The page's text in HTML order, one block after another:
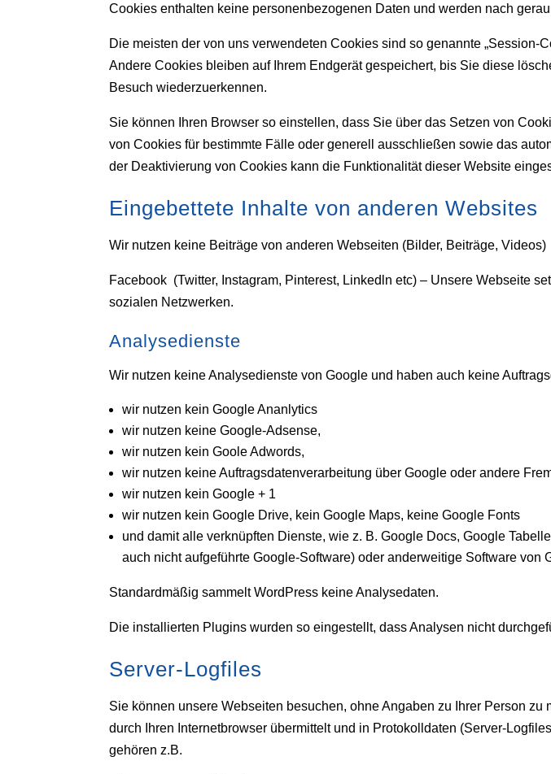
Cookies enthalten keine personenbezogenen Daten und werden nach
Die meisten der von uns verwendeten Cookies sind so genannte
Andere Cookies bleiben auf Ihrem Endgerät gespeichert, bis Sie diese
Besuch wiederzuerkennen.
Sie können Ihren Browser so einstellen, dass Sie über das Setzen von
von Cookies für bestimmte Fälle oder generell ausschließen sowie das
der Deaktivierung von Cookies kann die Funktionalität dieser Website
Eingebettete Inhalte von anderen Websites
Wir nutzen keine Beiträge von anderen Webseiten (Bilder, Beiträge, Videos)
Facebook (Twitter, Instagram, Pinterest, Linkedln etc) – Unsere Webseite
sozialen Netzwerken.
Analysedienste
Wir nutzen keine Analysedienste von Google und haben auch keine
wir nutzen kein Google Ananlytics
wir nutzen keine Google-Adsense,
wir nutzen kein Goole Adwords,
wir nutzen keine Auftragsdatenverarbeitung über Google oder andere
wir nutzen kein Google + 1
wir nutzen kein Google Drive, kein Google Maps, keine Google Fonts
und damit alle verknüpften Dienste, wie z. B. Google Docs, Google
auch nicht aufgeführte Google-Software) oder anderweitige Software von
Standardmäßig sammelt WordPress keine Analysedaten.
Die installierten Plugins wurden so eingestellt, dass Analysen nicht
Server-Logfiles
Sie können unsere Webseiten besuchen, ohne Angaben zu Ihrer Person
durch Ihren Internetbrowser übermittelt und in Protokolldaten (Server-
gehören z.B.